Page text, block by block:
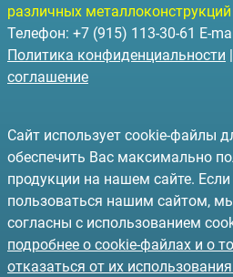
различных металлоконструкций
Телефон: +7 (915) 113-30-61 E-
Политика конфиденциальности
соглашение
Сайт использует cookie-файлы
обеспечить Вас максимально
продукции на нашем сайте.
пользоваться нашим сайтом,
согласны с использованием
подробнее о cookie-файлах и о
отказаться от их